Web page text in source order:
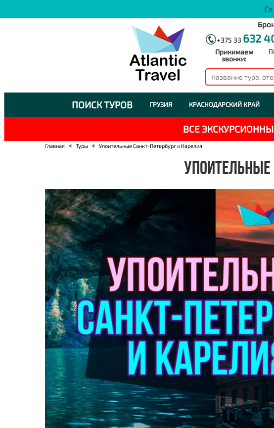
+375 33 632
Принимаем
звонки:
ПОИСК ТУРОВ ГРУЗИЯ КРАСНОДАРСКИЙ КРАЙ
ВСЕ
Главная ☀ Туры ☀ Упоительные Санкт-Петербург и Карелия
УПОИТЕЛЬНЫЕ